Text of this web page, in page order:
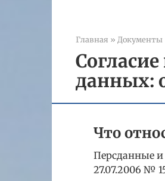
Главная » Документы
данных:
Что
Персданные и
27.07.2006 №